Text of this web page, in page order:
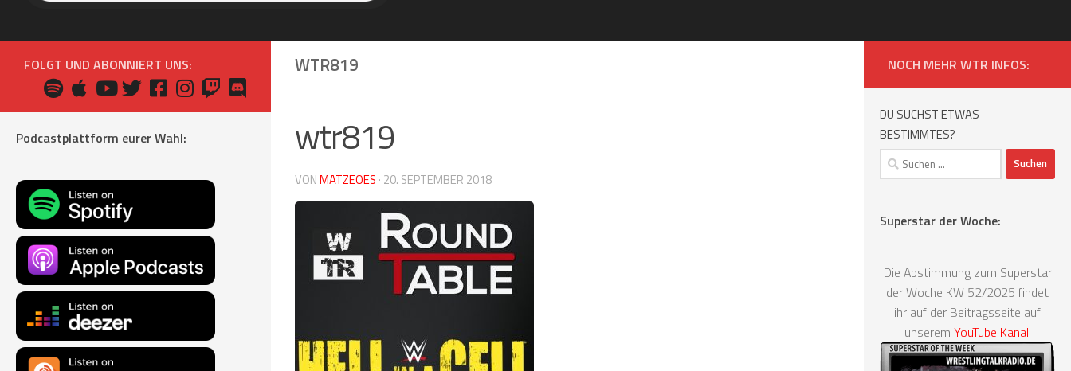
WTR819
wtr819
VONMATZEOES · 20. SEPTEMBER 2018
FOLGT UND ABONNIERT UNS:
Podcastplattform eurer Wahl:
NOCH MEHR WTR INFOS:
DU SUCHST ETWAS
BESTIMMTES?
Suchen
nach:
Superstar der Woche:
Die Abstimmung zum Superstar
der Woche KW 52/2025 findet
ihr auf der Beitragsseite auf
unserem YouTube Kanal.